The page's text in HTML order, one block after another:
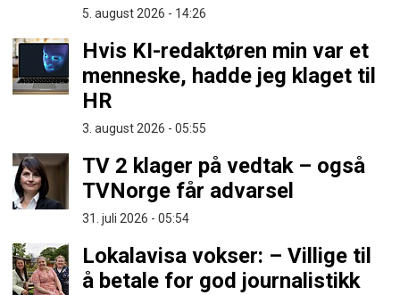
5. august 2026 - 14:26
Hvis KI-redaktøren min var et
menneske, hadde jeg klaget til
HR
3. august 2026 - 05:55
TV 2 klager på vedtak – også
TVNorge får advarsel
31. juli 2026 - 05:54
Lokalavisa vokser: – Villige til
å betale for god journalistikk